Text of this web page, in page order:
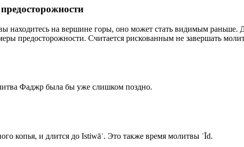
находитесь на вершине горы, оно может стать видимым раньше.
предосторожности. Считается рискованным не завершать
Фаджр была бы уже слишком поздно.
копья, и длится до Istiwāʾ. Это также время молитвы ʿĪd.